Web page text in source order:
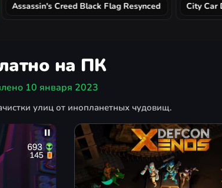
2.0 MECCHA CHAMELEON
на ПК
10 января 2023
улиц от инопланетных чудовищ.